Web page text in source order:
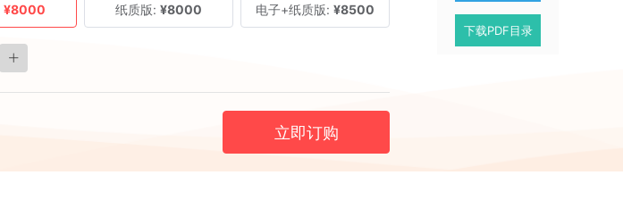
¥8000 纸质版: ¥8000 电子+纸质版: ¥8500
立即订购
下载PDF目录